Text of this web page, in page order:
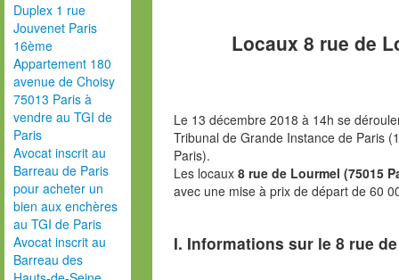
Duplex 1 rue
Jouvenet Paris
16ème
Appartement 180
avenue de Choisy
75013 Paris à
vendre au TGI de
Paris
Avocat inscrit au
Barreau de Paris
pour acheter un
bien aux enchères
au TGI de Paris
Avocat inscrit au
Barreau des
Locaux 8 rue de
Le 13 décembre 2018 à 14h se
Tribunal de Grande Instance de Paris
Paris).
Les locaux 8 rue de Lourmel (75015
avec une mise à prix de départ de 60
I. Informations sur le 8 rue